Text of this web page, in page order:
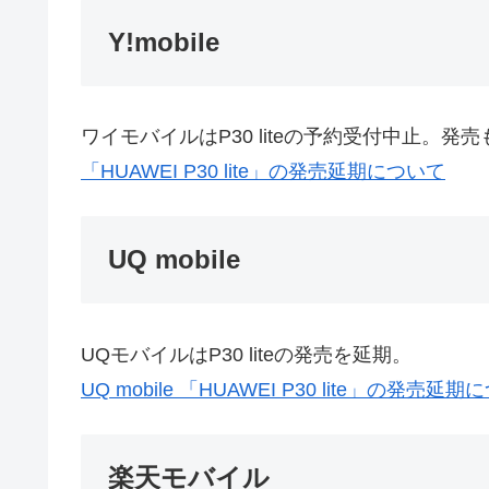
Y!mobile
ワイモバイルはP30 liteの予約受付中止。発売
「HUAWEI P30 lite」の発売延期について
UQ mobile
UQモバイルはP30 liteの発売を延期。
UQ mobile 「HUAWEI P30 lite」の発売延期に
楽天モバイル